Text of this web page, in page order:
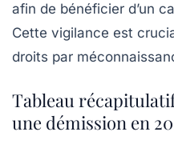
afin de bénéficier d’un
Cette vigilance est
droits par
Tableau
une démission en